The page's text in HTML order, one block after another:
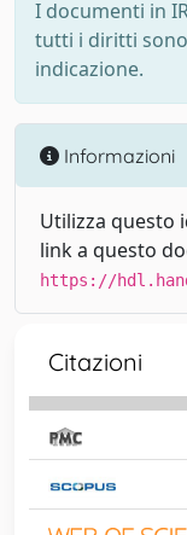
I documenti in
tutti i diritti
indicazione.
Informazioni
Utilizza questo
link a questo
https://
Citazioni